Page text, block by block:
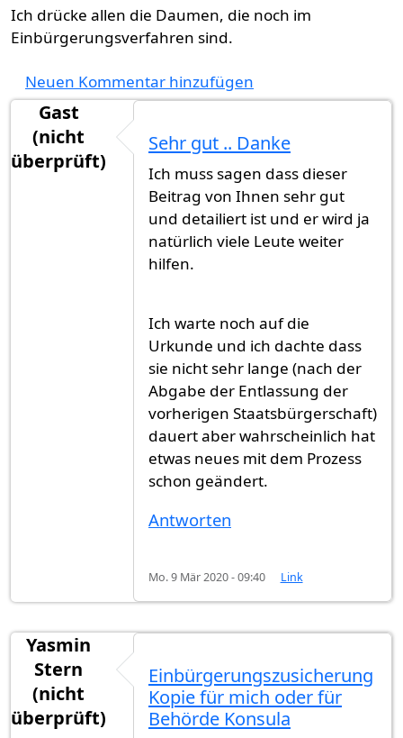
Ich drücke allen die Daumen, die noch im
Einbürgerungsverfahren sind.
Neuen Kommentar hinzufügen
Gast
(nicht
überprüft)
Sehr gut .. Danke
Ich muss sagen dass dieser
Beitrag von Ihnen sehr gut
und detailiert ist und er wird ja
natürlich viele Leute weiter
hilfen.
Ich warte noch auf die
Urkunde und ich dachte dass
sie nicht sehr lange (nach der
Abgabe der Entlassung der
vorherigen Staatsbürgerschaft)
dauert aber wahrscheinlich hat
etwas neues mit dem Prozess
schon geändert.
Antworten
Mo. 9 Mär 2020 - 09:40 Link
Yasmin
Stern
(nicht
überprüft)
Einbürgerungszusicherung
Kopie für mich oder für
Behörde Konsula